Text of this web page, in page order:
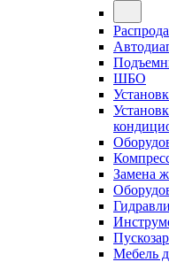
ШБО
Замена
Мебель